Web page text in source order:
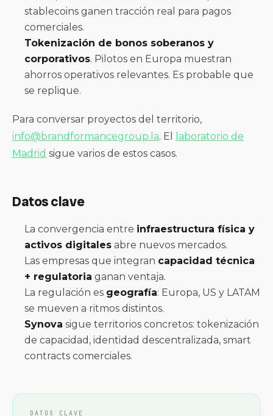
stablecoins ganen tracción real para pagos
comerciales.
Tokenización de bonos soberanos y
corporativos. Pilotos en Europa muestran
ahorros operativos relevantes. Es probable que
se replique.
Para conversar proyectos del territorio,
info@brandformancegroup.la. El
laboratorio de
Madrid sigue varios de estos casos.
Datos clave
La convergencia entre infraestructura física y
activos digitales abre nuevos mercados.
Las empresas que integran capacidad técnica
+ regulatoria ganan ventaja.
La regulación es geografía: Europa, US y LATAM
se mueven a ritmos distintos.
Synova sigue territorios concretos: tokenización
de capacidad, identidad descentralizada, smart
contracts comerciales.
DATOS CLAVE